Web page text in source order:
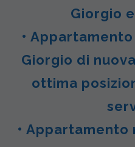
Giorgio
•
Giorgio di
ottima
•